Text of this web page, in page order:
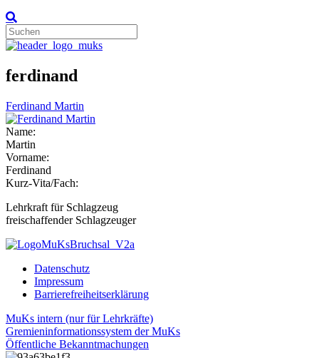
ferdinand
Ferdinand Martin
Name:
Martin
Vorname:
Ferdinand
Kurz-Vita/Fach:
Lehrkraft für Schlagzeug
freischaffender Schlagzeuger
Datenschutz
Impressum
Barrierefreiheitserklärung
MuKs intern (nur für Lehrkräfte)
Gremieninformationssystem der MuKs
Öffentliche Bekanntmachungen